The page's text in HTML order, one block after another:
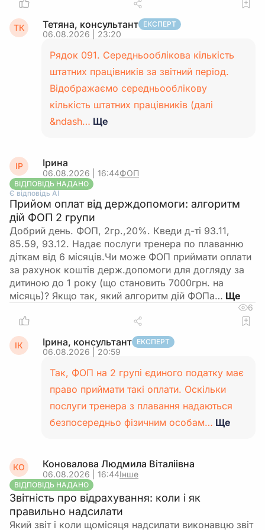
ТК Тетяна, консультант ЕКСПЕРТ
06.08.2026 | 23:20
Рядок 091. Середньооблікова кількість
штатних працівників за звітний період.
Відображаємо середньооблікову
кількість штатних працівників (далі
&ndash… Ще
ІР Ірина
06.08.2026 | 16:44ФОП
ВІДПОВІДЬ НАДАНО
Є відповідь АІ
Прийом оплат від держдопомоги: алгоритм
дій ФОП 2 групи
Добрий день. ФОП, 2гр.,20%. Кведи д-ті 93.11,
85.59, 93.12. Надає послуги тренера по плаванню
діткам від 6 місяців.Чи може ФОП приймати оплати
за рахунок коштів держ.допомоги для догляду за
дитиною до 1 року (що становить 7000грн. на
місяць)? Якщо так, який алгоритм дій ФОПа…
6
ІК Ірина, консультант ЕКСПЕРТ
06.08.2026 | 20:59
Так, ФОП на 2 групі єдиного податку має
право приймати такі оплати. Оскільки
послуги тренера з плавання надаються
безпосередньо фізичним особам… Ще
КО Коновалова Людмила Віталіівна
06.08.2026 | 16:44Інше
ВІДПОВІДЬ НАДАНО
Звітність про відрахування: коли і як
правильно надсилати
Який звіт і коли щомісяця надсилати виконавцю звіт